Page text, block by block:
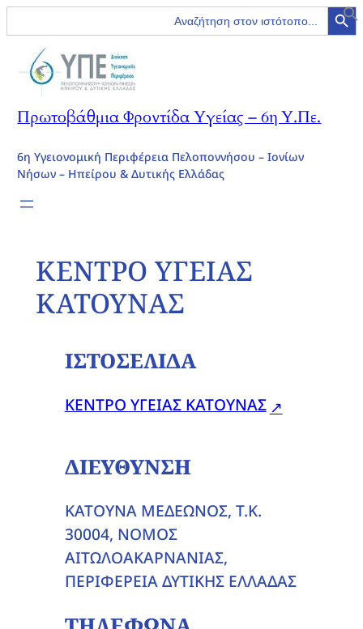
Search Search Button
Πρωτοβάθμια Φροντίδα Υγείας – 6η Υ.Πε.
6η Υγειονομική Περιφέρεια Πελοποννήσου – Ιονίων
Νήσων – Ηπείρου & Δυτικής Ελλάδας
ΚΕΝΤΡΟ ΥΓΕΙΑΣ
ΚΑΤΟΥΝΑΣ
ΙΣΤΟΣΕΛΙΔΑ
ΚΕΝΤΡΟ ΥΓΕΙΑΣ ΚΑΤΟΥΝΑΣ
ΔΙΕΥΘΥΝΣΗ
ΚΑΤΟΥΝΑ ΜΕΔΕΩΝΟΣ, T.K.
30004, ΝΟΜΟΣ
ΑΙΤΩΛΟΑΚΑΡΝΑΝΙΑΣ,
ΠΕΡΙΦΕΡΕΙΑ ΔΥΤΙΚΗΣ ΕΛΛΑΔΑΣ